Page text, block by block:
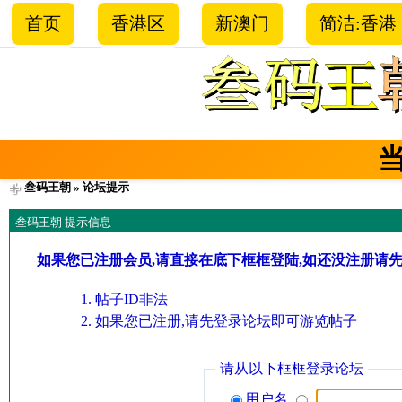
首页 香港区 新澳门 简洁:香港
叁码王朝 » 论坛提示
叁码王朝 提示信息
如果您已注册会员,请直接在底下框框登陆,如还没注册请
帖子ID非法
如果您已注册,请先登录论坛即可游览帖子
请从以下框框登录论坛
用户名